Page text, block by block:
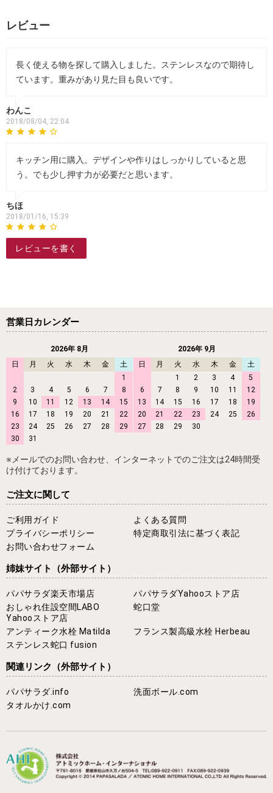
レビュー
長く使える物を探して購入しました。ステンレスなので期待し
ています。重みがあり見た目も良いです。
わんこ
2018/08/04, 22:04
キッチン用に購入。デザインや作りはしっかりしていると思
う。でも少し押す力が必要だと思います。
ちほ
2018/01/16, 15:39
レビューを書く
営業日カレンダー
2026年 8月
日
月 火 水 木 金
土
1
2
3 4 5 6 7
8
9
10 11 12 13 14
15
16
17 18 19 20 21
22
23
24 25 26 27 28
29
30
31
2026年 9月
日
月 火 水 木 金
土
1
2 3 4
5
6
7 8 9 10 11
12
13
14 15 16 17 18
19
20
21 22 23 24 25
26
27
28 29 30
※メールでのお問い合わせ、インターネットでのご注文は24時間受
け付けております。
ご注文に関して
ご利用ガイド
よくある質問
プライバシーポリシー
特定商取引法に基づく表記
お問い合わせフォーム
姉妹サイト （外部サイト）
パパサラダ楽天市場店
パパサラダYahooストア店
おしゃれ住設空間LABO
Yahooストア店
蛇口堂
アンティーク水栓 Matilda
フランス製高級水栓 Herbeau
ステンレス蛇口 fusion
関連リンク （外部サイト）
パパサラダ.info
洗面ボール.com
タオルかけ.com